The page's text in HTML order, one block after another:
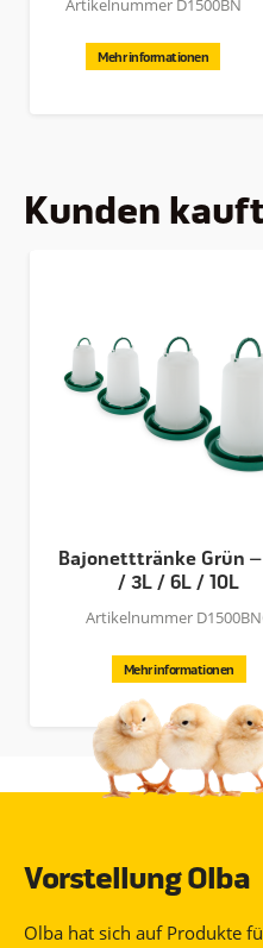
Artikelnummer D1500BN
Mehr informationen
Kunden
Bajonetttränke Grün –
/ 3L / 6L / 10L
Artikelnummer
Mehr informationen
Vorstellung Olba
Olba hat sich auf Produkte